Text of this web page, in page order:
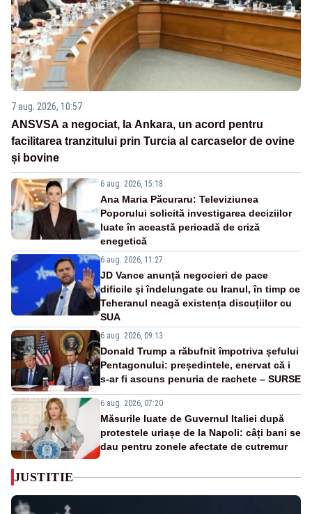
7 aug. 2026, 10:57
ANSVSA a negociat, la Ankara, un acord pentru
facilitarea tranzitului prin Turcia al carcaselor de ovine
și bovine
6 aug. 2026, 15:18
Ana Maria Păcuraru: Televiziunea
Poporului solicită investigarea deciziilor
luate în această perioadă de criză
enegetică
6 aug. 2026, 11:27
JD Vance anunță negocieri de pace
dificile și îndelungate cu Iranul, în timp ce
Teheranul neagă existența discuțiilor cu
SUA
6 aug. 2026, 09:13
Donald Trump a răbufnit împotriva șefului
Pentagonului: președintele, enervat că i
s-ar fi ascuns penuria de rachete – SURSE
6 aug. 2026, 07:20
Măsurile luate de Guvernul Italiei după
protestele uriașe de la Napoli: câți bani se
dau pentru zonele afectate de cutremur
JUSTITIE